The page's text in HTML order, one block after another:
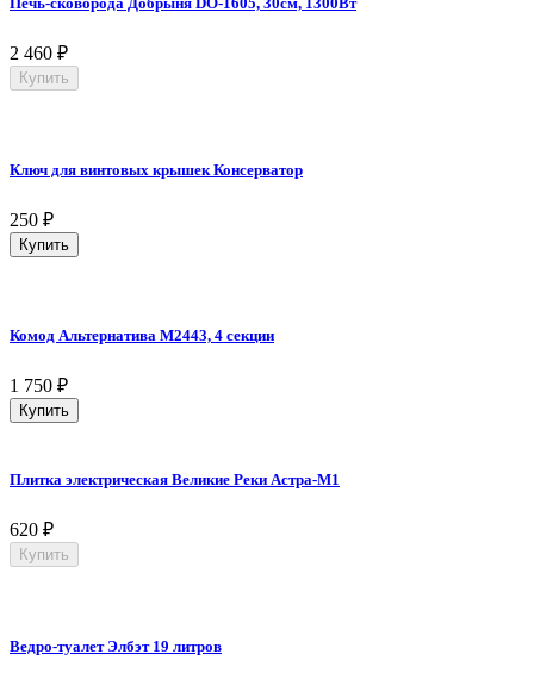
2 460 ₽
Купить
Ключ для винтовых крышек Консерватор
250 ₽
Купить
Комод Альтернатива M2443, 4 секции
1 750 ₽
Купить
Плитка электрическая Великие Реки Астра-М1
620 ₽
Купить
Ведро-туалет Элбэт 19 литров